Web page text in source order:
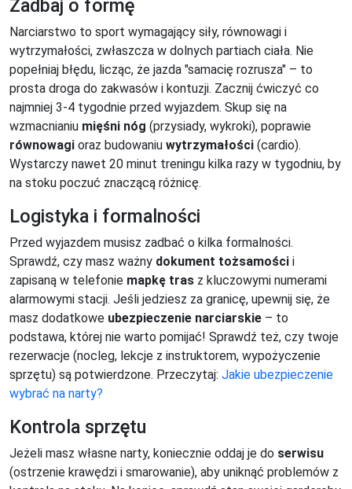
Zadbaj o formę
Narciarstwo to sport wymagający siły, równowagi i
wytrzymałości, zwłaszcza w dolnych partiach ciała. Nie
popełniaj błędu, licząc, że jazda "samacię rozrusza" – to
prosta droga do zakwasów i kontuzji. Zacznij ćwiczyć co
najmniej 3-4 tygodnie przed wyjazdem. Skup się na
wzmacnianiu mięśni nóg (przysiady, wykroki), poprawie
równowagi oraz budowaniu wytrzymałości (cardio).
Wystarczy nawet 20 minut treningu kilka razy w tygodniu, by
na stoku poczuć znaczącą różnicę.
Logistyka i formalności
Przed wyjazdem musisz zadbać o kilka formalności.
Sprawdź, czy masz ważny dokument tożsamości i
zapisaną w telefonie mapkę tras z kluczowymi numerami
alarmowymi stacji. Jeśli jedziesz za granicę, upewnij się, że
masz dodatkowe ubezpieczenie narciarskie – to
podstawa, której nie warto pomijać! Sprawdź też, czy twoje
rezerwacje (nocleg, lekcje z instruktorem, wypożyczenie
sprzętu) są potwierdzone. Przeczytaj: Jakie ubezpieczenie
wybrać na narty?
Kontrola sprzętu
Jeżeli masz własne narty, koniecznie oddaj je do serwisu
(ostrzenie krawędzi i smarowanie), aby uniknąć problemów z